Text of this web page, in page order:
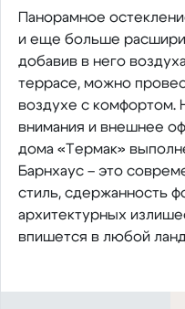
Панорамное
и еще больше
добавив в него
террасе, можно
воздухе с комфортом.
внимания и внешнее
дома «Термак»
Барнхаус – это
стиль, сдержанность
архитектурных
впишется в любой